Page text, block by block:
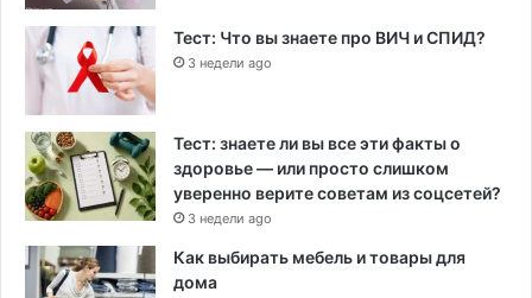
Тест: Что вы знаете про ВИЧ и СПИД?
3 недели ago
Тест: знаете ли вы все эти факты о
здоровье — или просто слишком
уверенно верите советам из соцсетей?
3 недели ago
Как выбирать мебель и товары для
дома